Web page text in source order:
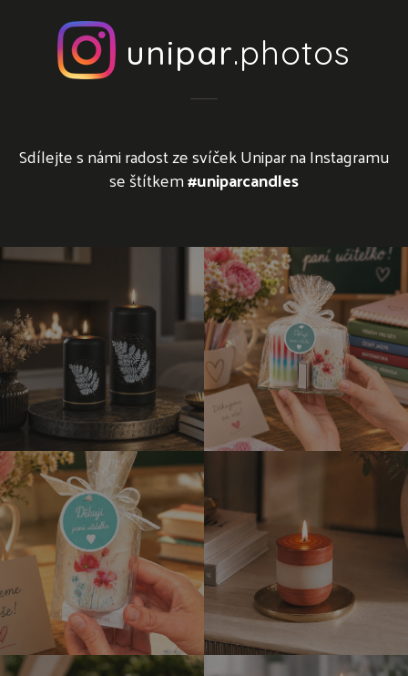
unipar.photos
Sdílejte s námi radost ze svíček Unipar na Instagramu
se štítkem#uniparcandles